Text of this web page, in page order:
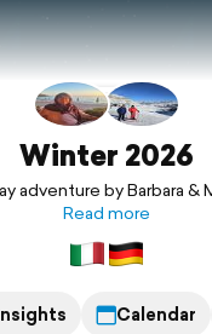
Winter 2026
adventure by Barbara &
Read more
Calendar